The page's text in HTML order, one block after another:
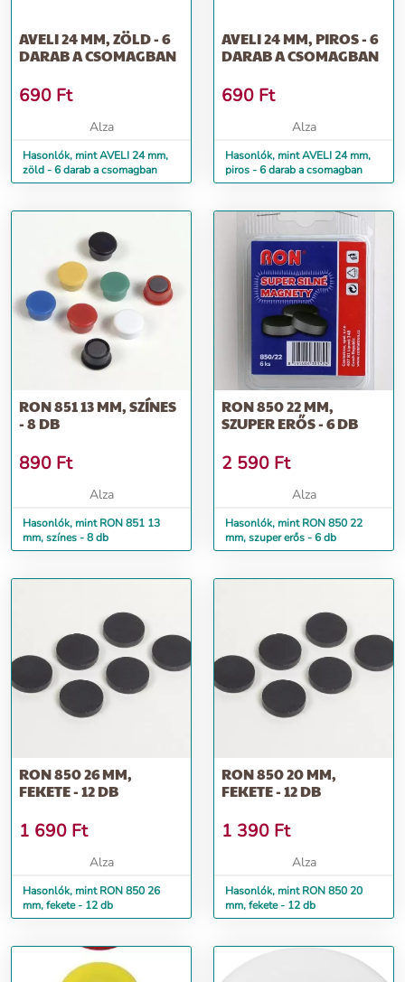
AVELI 24 MM, ZÖLD - 6
DARAB A CSOMAGBAN
690 Ft
Alza
Hasonlók, mint AVELI 24 mm,
zöld - 6 darab a csomagban
AVELI 24 MM, PIROS - 6
DARAB A CSOMAGBAN
690 Ft
Alza
Hasonlók, mint AVELI 24 mm,
piros - 6 darab a csomagban
RON 851 13 MM, SZÍNES
- 8 DB
890 Ft
Alza
Hasonlók, mint RON 851 13
mm, színes - 8 db
RON 850 22 MM,
SZUPER ERŐS - 6 DB
2 590 Ft
Alza
Hasonlók, mint RON 850 22
mm, szuper erős - 6 db
RON 850 26 MM,
FEKETE - 12 DB
1 690 Ft
Alza
Hasonlók, mint RON 850 26
mm, fekete - 12 db
RON 850 20 MM,
FEKETE - 12 DB
1 390 Ft
Alza
Hasonlók, mint RON 850 20
mm, fekete - 12 db